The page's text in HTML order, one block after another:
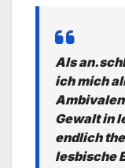
Als
ich mich
Gewalt in
endlich
lesbische